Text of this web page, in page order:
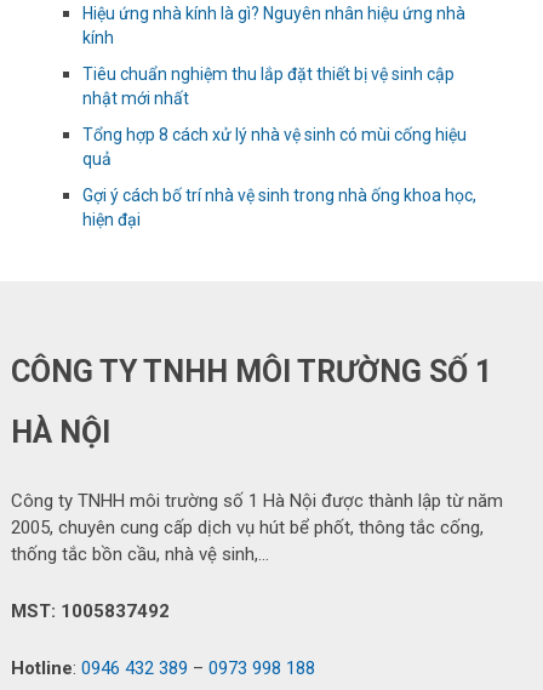
Hiệu ứng nhà kính là gì? Nguyên nhân hiệu ứng nhà
kính
Tiêu chuẩn nghiệm thu lắp đặt thiết bị vệ sinh cập
nhật mới nhất
Tổng hợp 8 cách xử lý nhà vệ sinh có mùi cống hiệu
quả
Gợi ý cách bố trí nhà vệ sinh trong nhà ống khoa học,
hiện đại
CÔNG TY TNHH MÔI TRƯỜNG SỐ 1
HÀ NỘI
Công ty TNHH môi trường số 1 Hà Nội được thành lập từ năm
2005, chuyên cung cấp dịch vụ hút bể phốt, thông tắc cống,
thống tắc bồn cầu, nhà vệ sinh,…
MST: 1005837492
Hotline: 0946 432 389 – 0973 998 188